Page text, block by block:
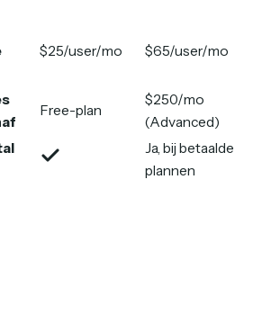
$25/user/mo $65/user/mo
Free-plan
$250/mo
(Advanced)
Ja, bij betaalde
plannen